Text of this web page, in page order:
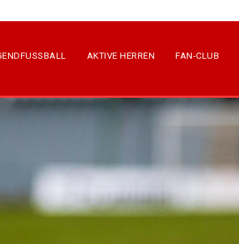
AKTIVE HERREN FAN-CLUB